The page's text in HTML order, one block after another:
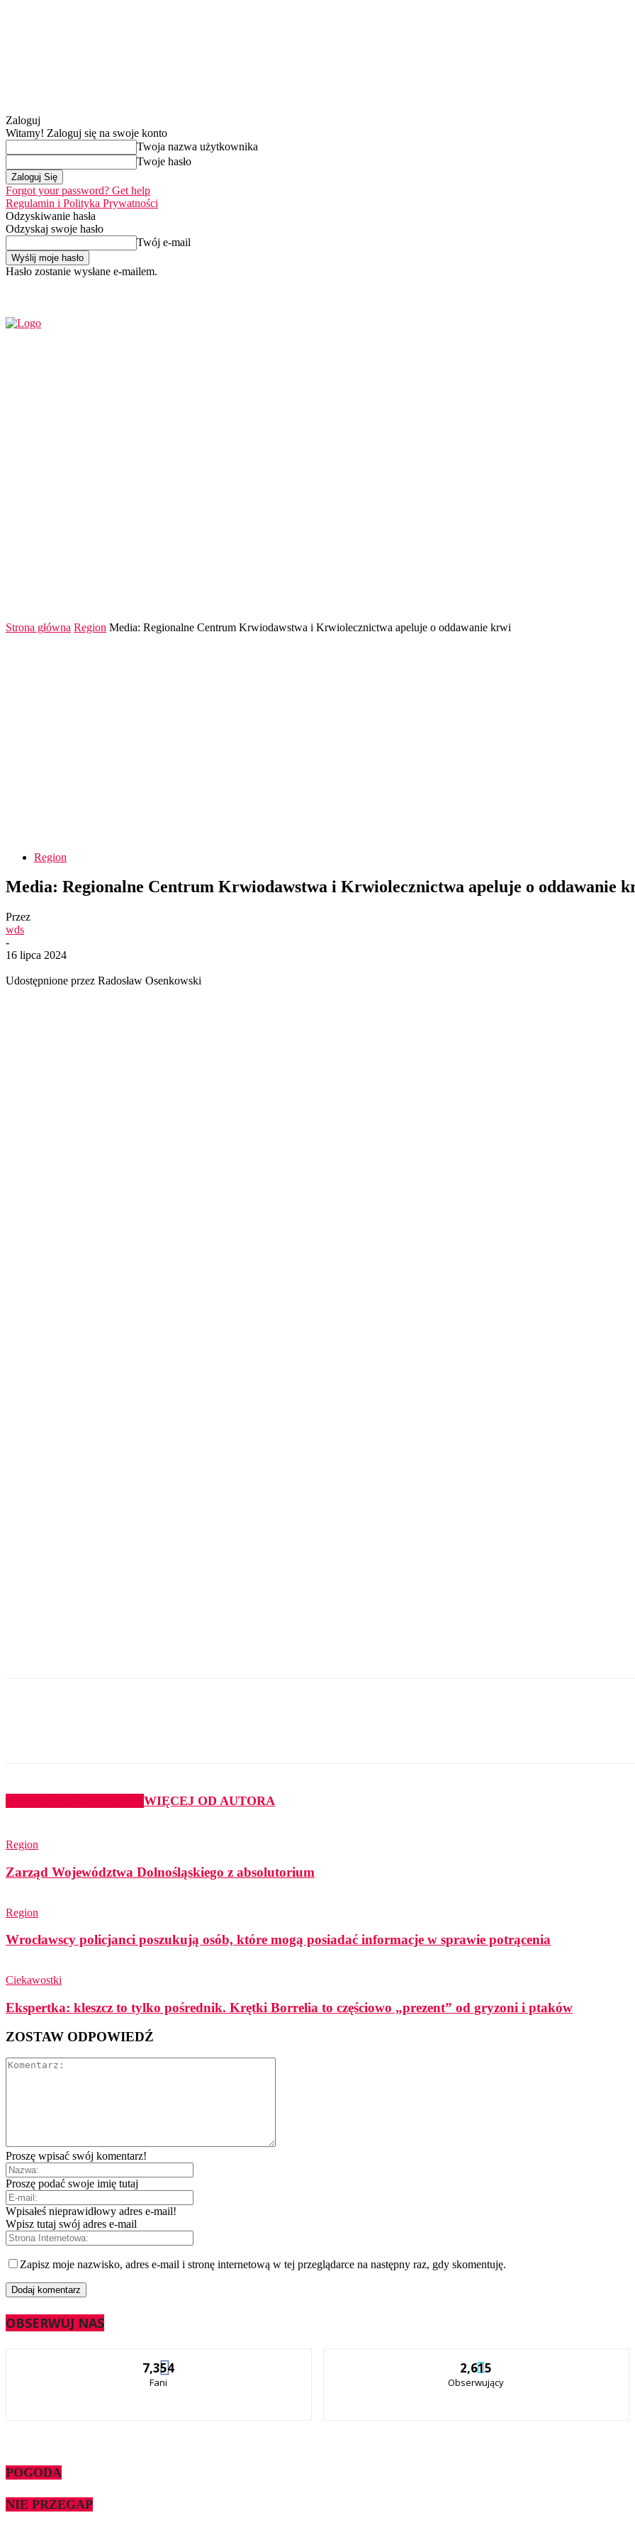
Zaloguj
Witamy! Zaloguj się na swoje konto
Twoja nazwa użytkownika
Twoje hasło
Forgot your password? Get help
Regulamin i Polityka Prywatności
Odzyskiwanie hasła
Odzyskaj swoje hasło
Twój e-mail
Hasło zostanie wysłane e-mailem.
Strona główna Region Media: Regionalne Centrum Krwiodawstwa i Krwiolecznictwa apeluje o oddawanie krwi
Region
Media: Regionalne Centrum Krwiodawstwa i Krwiolecznictwa apeluje o oddawanie
Przez
wds
-
16 lipca 2024
Udostępnione przez Radosław Osenkowski
WIĘCEJ OD AUTORA
Region
Zarząd Województwa Dolnośląskiego z absolutorium
Region
Wrocławscy policjanci poszukują osób, które mogą posiadać informacje w sprawie potrącenia
Ciekawostki
Ekspertka: kleszcz to tylko pośrednik. Krętki Borrelia to częściowo „prezent” od gryzoni i ptaków
ZOSTAW ODPOWIEDŹ
Proszę wpisać swój komentarz!
Proszę podać swoje imię tutaj
Wpisałeś nieprawidłowy adres e-mail!
Wpisz tutaj swój adres e-mail
Zapisz moje nazwisko, adres e-mail i stronę internetową w tej przeglądarce na następny raz, gdy skomentuję.
OBSERWUJ NAS
7,354
Fani
2,615
Obserwujący
POGODA
NIE PRZEGAP